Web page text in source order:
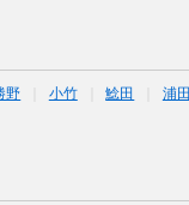
野 小竹 鯰田 浦田